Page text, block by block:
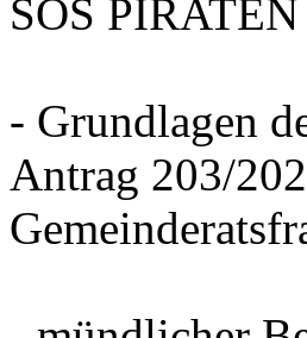
SÖS
- Grundlagen
Antrag 203/